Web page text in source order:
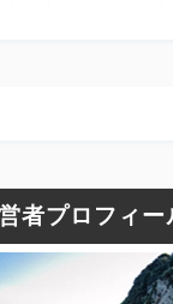
者プロフィー